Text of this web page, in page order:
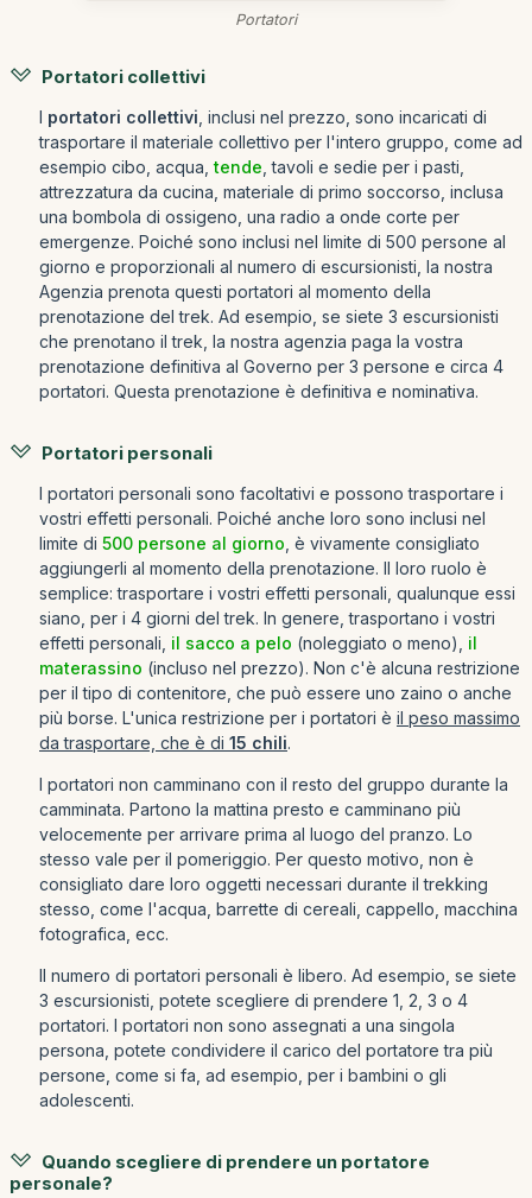
Portatori
Portatori collettivi
I portatori collettivi , inclusi nel prezzo, sono incaricati di
trasportare il materiale collettivo per l'intero gruppo, come ad
esempio cibo, acqua,tende , tavoli e sedie per i pasti,
attrezzatura da cucina, materiale di primo soccorso, inclusa
una bombola di ossigeno, una radio a onde corte per
emergenze. Poiché sono inclusi nel limite di 500 persone al
giorno e proporzionali al numero di escursionisti, la nostra
Agenzia prenota questi portatori al momento della
prenotazione del trek. Ad esempio, se siete 3 escursionisti
che prenotano il trek, la nostra agenzia paga la vostra
prenotazione definitiva al Governo per 3 persone e circa 4
portatori. Questa prenotazione è definitiva e nominativa.
Portatori personali
I portatori personali sono facoltativi e possono trasportare i
vostri effetti personali. Poiché anche loro sono inclusi nel
limite di 500 persone al giorno , è vivamente consigliato
aggiungerli al momento della prenotazione. Il loro ruolo è
semplice: trasportare i vostri effetti personali, qualunque essi
siano, per i 4 giorni del trek. In genere, trasportano i vostri
effetti personali, il sacco a pelo (noleggiato o meno), il
materassino (incluso nel prezzo). Non c'è alcuna restrizione
per il tipo di contenitore, che può essere uno zaino o anche
più borse. L'unica restrizione per i portatori è il peso massimo
da trasportare, che è di 15 chili.
I portatori non camminano con il resto del gruppo durante la
camminata. Partono la mattina presto e camminano più
velocemente per arrivare prima al luogo del pranzo. Lo
stesso vale per il pomeriggio. Per questo motivo, non è
consigliato dare loro oggetti necessari durante il trekking
stesso, come l'acqua, barrette di cereali, cappello, macchina
fotografica, ecc.
Il numero di portatori personali è libero. Ad esempio, se siete
3 escursionisti, potete scegliere di prendere 1, 2, 3 o 4
portatori. I portatori non sono assegnati a una singola
persona, potete condividere il carico del portatore tra più
persone, come si fa, ad esempio, per i bambini o gli
adolescenti.
Quando scegliere di prendere un portatore
personale?